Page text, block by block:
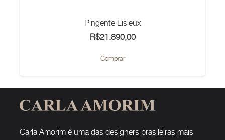
Pingente Lisieux
R$21.890,00
Comprar
Carla Amorim é uma das designers brasileiras mais